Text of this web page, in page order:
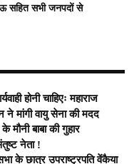
सहित सभी जनपदों से
होनी चाहिएः महाराज
मांगी वायु सेना की मदद
बाबा की गुहार
नेता !
के छात्र उपराष्ट्रपति वेंकैया